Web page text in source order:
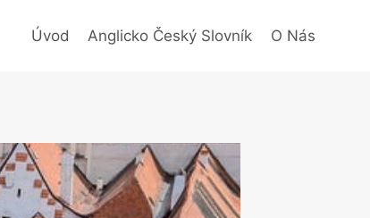
Úvod Anglicko Český Slovník O Nás